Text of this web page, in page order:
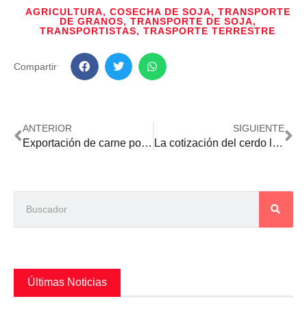
AGRICULTURA, COSECHA DE SOJA, TRANSPORTE
DE GRANOS, TRANSPORTE DE SOJA,
TRANSPORTISTAS, TRASPORTE TERRESTRE
Compartir
ANTERIOR
Exportación de carne porcina a Taiwán: señalan un potencial de USD 250 millones por año
SIGUIENTE
La cotización del cerdo local alcanzó su mejor valor en más de un año
Últimas Noticias